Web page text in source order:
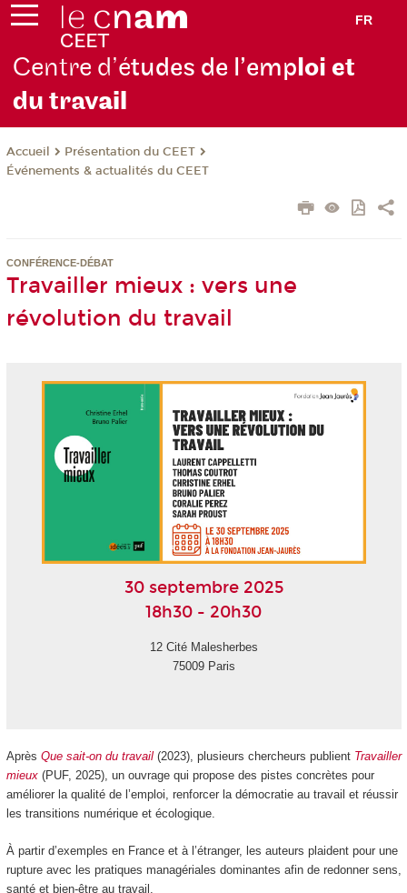
FR
Centre d’études de l’emploi et
du travail
Accueil
Présentation du CEET
Événements & actualités du CEET
CONFÉRENCE-DÉBAT
Travailler mieux : vers une
révolution du travail
30 septembre 2025
18h30 - 20h30
12 Cité Malesherbes
75009 Paris
Après Que sait-on du travail(2023), plusieurs chercheurs publient Travailler
mieux(PUF, 2025), un ouvrage qui propose des pistes concrètes pour
améliorer la qualité de l’emploi, renforcer la démocratie au travail et réussir
les transitions numérique et écologique.
À partir d’exemples en France et à l’étranger, les auteurs plaident pour une
rupture avec les pratiques managériales dominantes afin de redonner sens,
santé et bien-être au travail.